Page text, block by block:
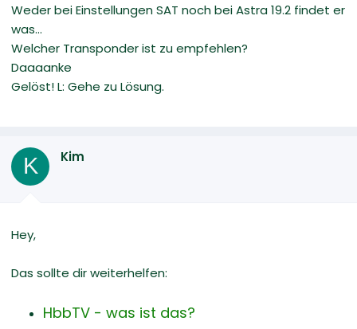
Weder bei Einstellungen SAT noch bei Astra 19.2 findet er
was...
Welcher Transponder ist zu empfehlen?
Daaaanke
Gelöst! L: Gehe zu Lösung.
K Kim
Hey,
Das sollte dir weiterhelfen:
HbbTV - was ist das?